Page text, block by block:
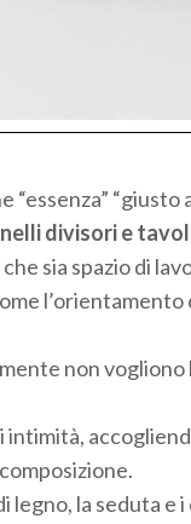
divisori e
sia spazio di
non
la seduta e